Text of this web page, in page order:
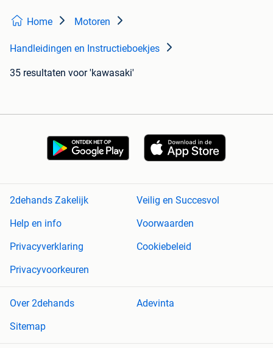
Home Motoren
Handleidingen en Instructieboekjes
35 resultaten voor 'kawasaki'
2dehands Zakelijk
Veilig en Succesvol
Help en info
Voorwaarden
Privacyverklaring
Cookiebeleid
Privacyvoorkeuren
Over 2dehands
Adevinta
Sitemap